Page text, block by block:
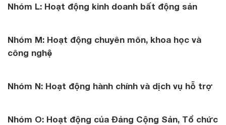
Nhóm L: Hoạt động kinh doanh bất động sản
Nhóm M: Hoạt động chuyên môn, khoa học và
công nghệ
Nhóm N: Hoạt động hành chính và dịch vụ hỗ trợ
Nhóm O: Hoạt động của Đảng Cộng Sản, Tổ chức